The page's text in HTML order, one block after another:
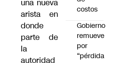
una nueva
arista en
donde
parte de
la
autoridad
costos
Gobierno
remueve
por
“pérdida